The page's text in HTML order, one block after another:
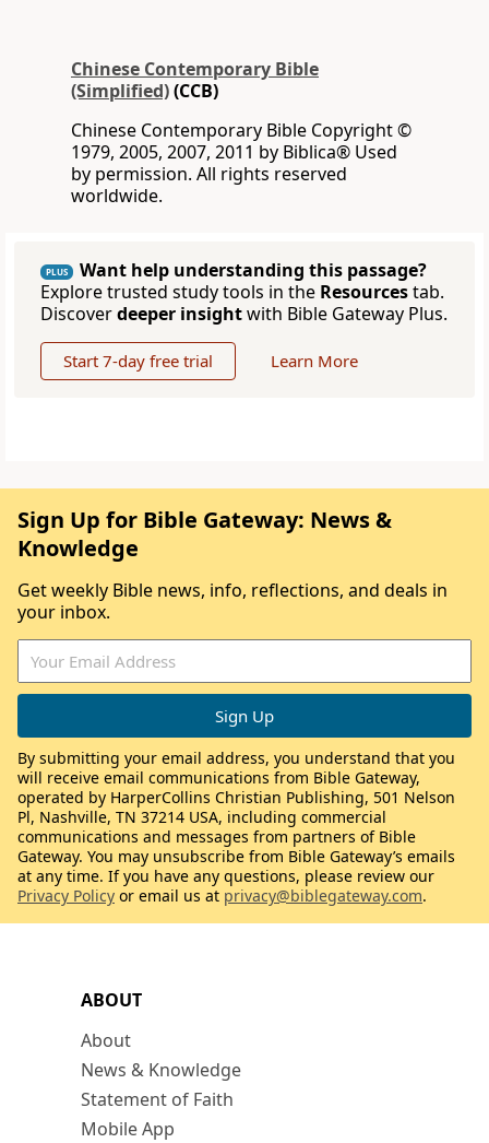
Chinese Contemporary Bible
(Simplified)(CCB)
Chinese Contemporary Bible Copyright ©
1979, 2005, 2007, 2011 by Biblica® Used
by permission. All rights reserved
worldwide.
PLUS
Want help understanding this passage?
Explore trusted study tools in the Resourcestab.
Discoverdeeper insightwith Bible Gateway Plus.
Start 7-day free trial Learn More
ABOUT
About
News & Knowledge
Statement of Faith
Mobile App
Sign Up for Bible Gateway: News &
Knowledge
Get weekly Bible news, info, reflections, and deals in
your inbox.
By submitting your email address, you understand that you
will receive email communications from Bible Gateway,
operated by HarperCollins Christian Publishing, 501 Nelson
Pl, Nashville, TN 37214 USA, including commercial
communications and messages from partners of Bible
Gateway. You may unsubscribe from Bible Gateway’s emails
at any time. If you have any questions, please review our
Privacy Policy or email us at privacy@biblegateway.com.